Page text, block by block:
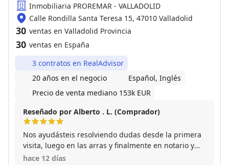
Inmobiliaria PROREMAR - VALLADOLID
Calle Rondilla Santa Teresa 15, 47010 Valladolid
30 ventas en Valladolid Provincia
30 ventas en España
3 contratos en RealAdvisor
20 años en el negocio
Español, Inglés
Precio de venta mediano 153k EUR
Reseñado por Alberto . L. (Comprador)
Nos ayudásteis resolviendo dudas desde la primera
visita, luego en las arras y finalmente en notario y
estamos muy agradecidos
hace 12 días